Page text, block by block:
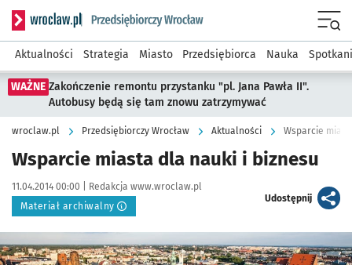
Serwis informacyjny wroclaw.pl podserwis: Strategia
Aktualności Strategia Miasto Przedsiębiorca Nauka
WAŻNE Zakończenie remontu przystanku "pl. Jana Pawła II".
Autobusy będą się tam znowu zatrzymywać
wroclaw.pl Przedsiębiorczy Wrocław Aktualności Wsparcie
Wsparcie miasta dla nauki i biznesu
Data publikacji:
11.04.2014 00:00 | Autor:
Redakcja www.wroclaw.pl
Materiał archiwalny
Udostępnijartykuł
Kliknij, aby powiększyć